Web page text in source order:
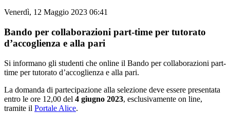
Venerdì, 12 Maggio 2023 06:41
Bando per collaborazioni part-time per tutorato
d’accoglienza e alla pari
Si informano gli studenti che online il Bando per collaborazioni part-
time per tutorato d’accoglienza e alla pari.
La domanda di partecipazione alla selezione deve essere presentata
entro le ore 12,00 del 4 giugno 2023, esclusivamente on line,
tramite il Portale Alice.